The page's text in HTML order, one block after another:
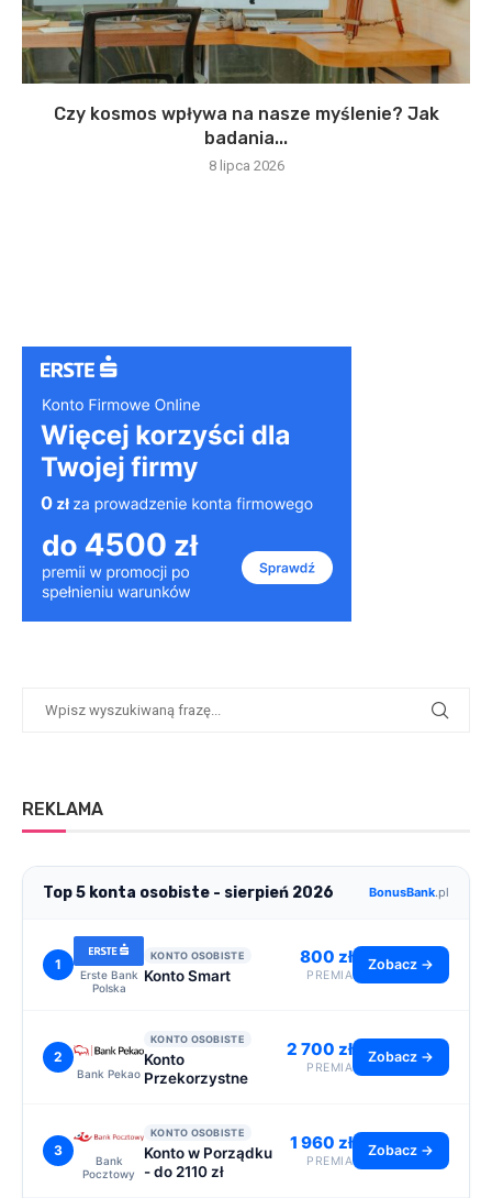
Czy kosmos wpływa na nasze myślenie? Jak
badania...
8 lipca 2026
REKLAMA
Top 5 konta osobiste - sierpień 2026 BonusBank.pl
1
Erste Bank
Polska
KONTO OSOBISTE
Konto Smart
800 zł
PREMIA
Zobacz →
2
Bank Pekao
KONTO OSOBISTE
Konto
Przekorzystne
2 700 zł
PREMIA
Zobacz →
3
Bank
Pocztowy
KONTO OSOBISTE
Konto w Porządku
- do 2110 zł
1 960 zł
PREMIA
Zobacz →